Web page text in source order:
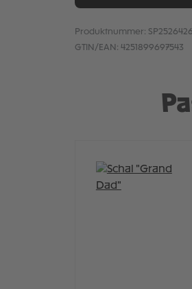
Produktnummer: SP2526426
GTIN/EAN: 4251899697543